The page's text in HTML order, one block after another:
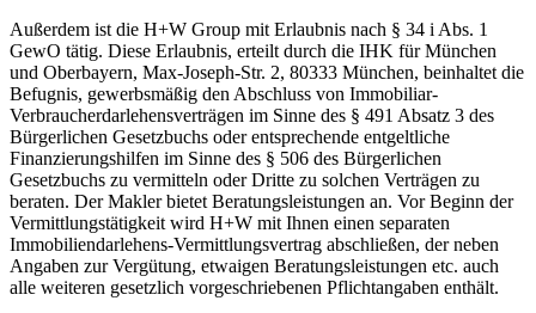
Außerdem ist die H+W Group mit Erlaubnis nach § 34 i Abs. 1
GewO tätig. Diese Erlaubnis, erteilt durch die IHK für München
und Oberbayern, Max-Joseph-Str. 2, 80333 München, beinhaltet die
Befugnis, gewerbsmäßig den Abschluss von Immobiliar-
Verbraucherdarlehensverträgen im Sinne des § 491 Absatz 3 des
Bürgerlichen Gesetzbuchs oder entsprechende entgeltliche
Finanzierungshilfen im Sinne des § 506 des Bürgerlichen
Gesetzbuchs zu vermitteln oder Dritte zu solchen Verträgen zu
beraten. Der Makler bietet Beratungsleistungen an. Vor Beginn der
Vermittlungstätigkeit wird H+W mit Ihnen einen separaten
Immobiliendarlehens-Vermittlungsvertrag abschließen, der neben
Angaben zur Vergütung, etwaigen Beratungsleistungen etc. auch
alle weiteren gesetzlich vorgeschriebenen Pflichtangaben enthält.